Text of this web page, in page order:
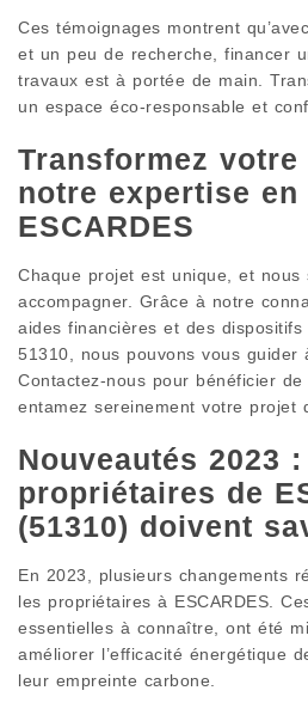
Ces témoignages montrent
et un peu de recherche, financer
travaux est à portée de main.
un espace éco-responsable et
Transformez
notre expertise
ESCARDES
Chaque projet est unique, et nous
accompagner. Grâce à notre
aides financières et des dispositifs
51310, nous pouvons vous guider
Contactez-nous pour bénéficier
entamez sereinement votre projet
Nouveautés 2023
propriétaires de
(51310) doivent
En 2023, plusieurs changements
les propriétaires à ESCARDES.
essentielles à connaître, ont été
améliorer l’efficacité énergétique
leur empreinte carbone.